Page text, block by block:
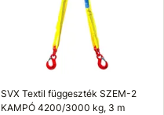
SVX Textil függeszték SZEM-2
KAMPÓ 4200/3000 kg, 3 m